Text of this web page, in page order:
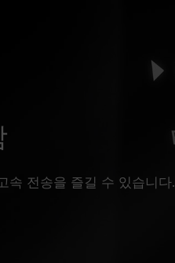
속 전송을 즐길 수 있습니다.